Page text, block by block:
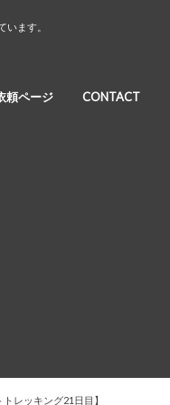
ます。
頼ページ CONTACT
レッキング21日目】